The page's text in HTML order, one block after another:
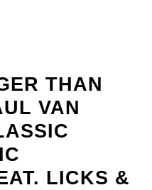
THAN
VAN
LICKS &